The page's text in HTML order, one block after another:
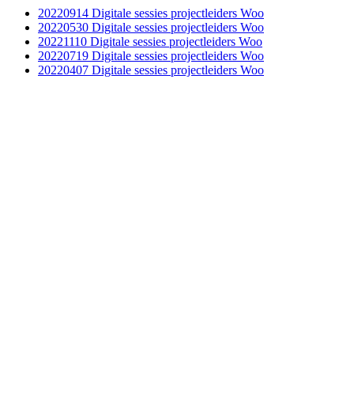
20220914 Digitale sessies projectleiders Woo
20220530 Digitale sessies projectleiders Woo
20221110 Digitale sessies projectleiders Woo
20220719 Digitale sessies projectleiders Woo
20220407 Digitale sessies projectleiders Woo